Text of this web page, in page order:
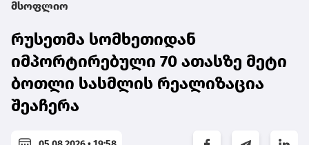
მსოფლიო
რუსეთმა სომხეთიდან
იმპორტირებული 70 ათასზე მეტი
ბოთლი სასმლის რეალიზაცია
შეაჩერა